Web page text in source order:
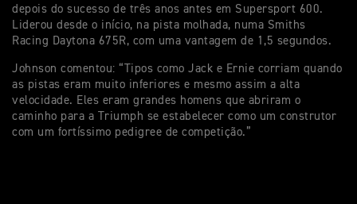
depois do sucesso de três anos antes em Supersport 600.
Liderou desde o início, na pista molhada, numa Smiths
Racing Daytona 675R, com uma vantagem de 1,5 segundos.
Johnson comentou: “Tipos como Jack e Ernie corriam quando
as pistas eram muito inferiores e mesmo assim a alta
velocidade. Eles eram grandes homens que abriram o
caminho para a Triumph se estabelecer como um construtor
com um fortíssimo pedigree de competição.”